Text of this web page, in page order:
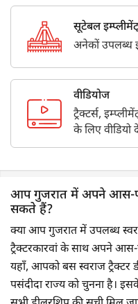
सूटेबल
अनेकों उपलब्ध
वीडियोज
ट्रैक्टर्स,
के लिए वीडियो
आप गुजरात में अपने आस-
सकते हैं?
क्या आप गुजरात में उपलब्ध
ट्रैक्टरकारवां के साथ अपने
यहाँ, आपको बस स्वराज
पसंदीदा राज्य को चुनना है।